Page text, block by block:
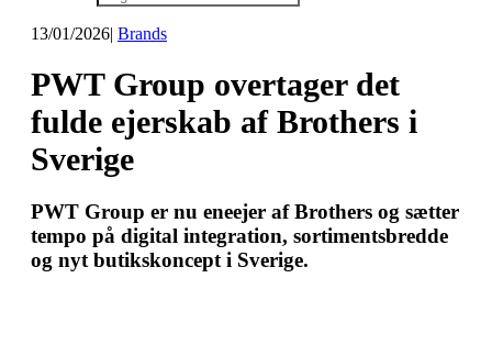
13/01/2026| Brands
PWT Group overtager det
fulde ejerskab af Brothers i
Sverige
PWT Group er nu eneejer af Brothers og sætter
tempo på digital integration, sortimentsbredde
og nyt butikskoncept i Sverige.